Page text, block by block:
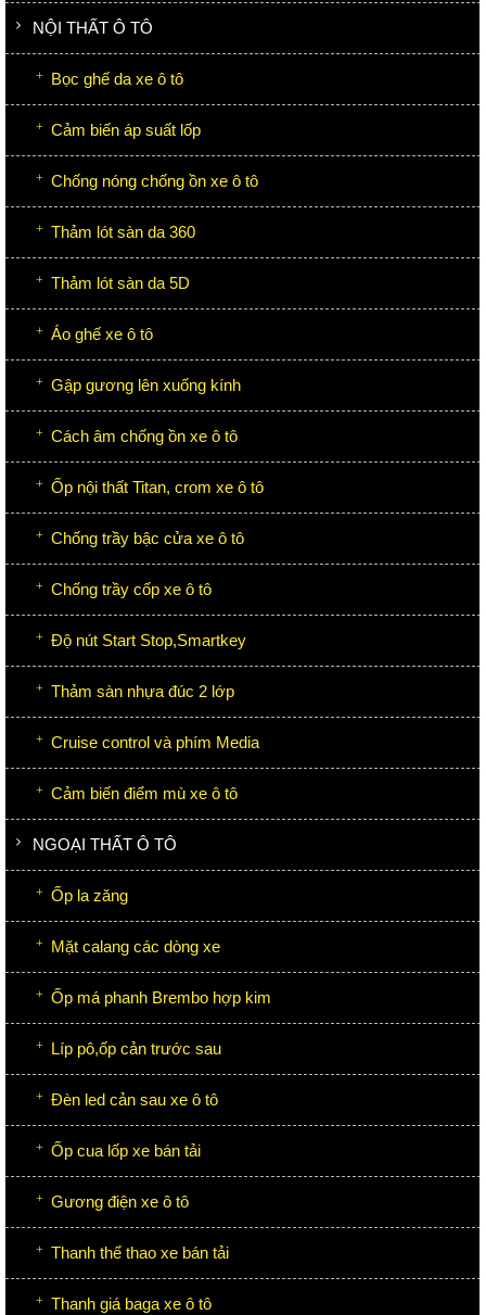
NỘI THẤT Ô TÔ
Bọc ghế da xe ô tô
Cảm biến áp suất lốp
Chống nóng chống ồn xe ô tô
Thảm lót sàn da 360
Thảm lót sàn da 5D
Áo ghế xe ô tô
Gập gương lên xuống kính
Cách âm chống ồn xe ô tô
Ốp nội thất Titan, crom xe ô tô
Chống trầy bậc cửa xe ô tô
Chống trầy cốp xe ô tô
Độ nút Start Stop,Smartkey
Thảm sàn nhựa đúc 2 lớp
Cruise control và phím Media
Cảm biến điểm mù xe ô tô
NGOẠI THẤT Ô TÔ
Ốp la zăng
Mặt calang các dòng xe
Ốp má phanh Brembo hợp kim
Líp pô,ốp cản trước sau
Đèn led cản sau xe ô tô
Ốp cua lốp xe bán tải
Gương điện xe ô tô
Thanh thể thao xe bán tải
Thanh giá baga xe ô tô